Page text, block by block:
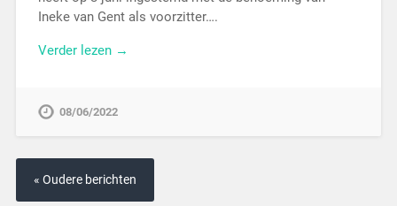
Ineke van Gent als voorzitter….
Verder lezen →
08/06/2022
« Oudere berichten